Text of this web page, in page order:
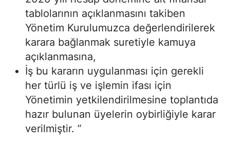
tablolarının açıklanmasını takiben
Yönetim Kurulumuzca değerlendirilerek
karara bağlanmak suretiyle kamuya
açıklanmasına,
İş bu kararın uygulanması için gerekli
her türlü iş ve işlemin ifası için
Yönetimin yetkilendirilmesine toplantıda
hazır bulunan üyelerin oybirliğiyle karar
verilmiştir. ”